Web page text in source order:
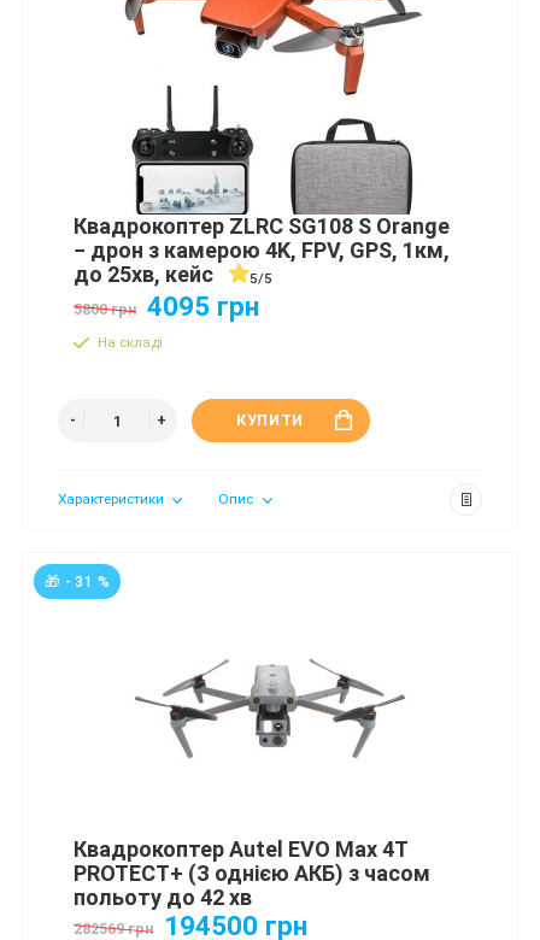
Квадрокоптер ZLRC SG108 S Orange
− дрон з камерою 4K, FPV, GPS, 1км,
до 25хв, кейс
5/5
5800 грн 4095 грн
На складі
КУПИТИ
Характеристики Опис
🎁 - 31 %
Квадрокоптер Autel EVO Max 4T
PROTECT+ (З однією АКБ) з часом
польоту до 42 хв
282569 грн 194500 грн